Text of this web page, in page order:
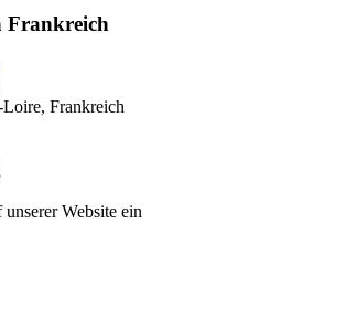
Frankreich
Frankreich
Website ein